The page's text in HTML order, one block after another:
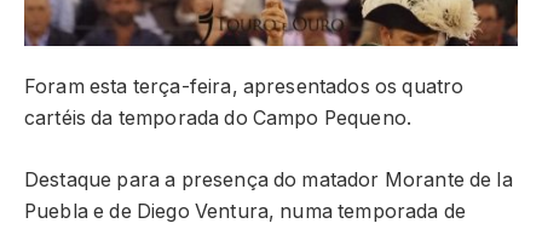
Foram esta terça-feira, apresentados os quatro
cartéis da temporada do Campo Pequeno.
Destaque para a presença do matador Morante de la
Puebla e de Diego Ventura, numa temporada de